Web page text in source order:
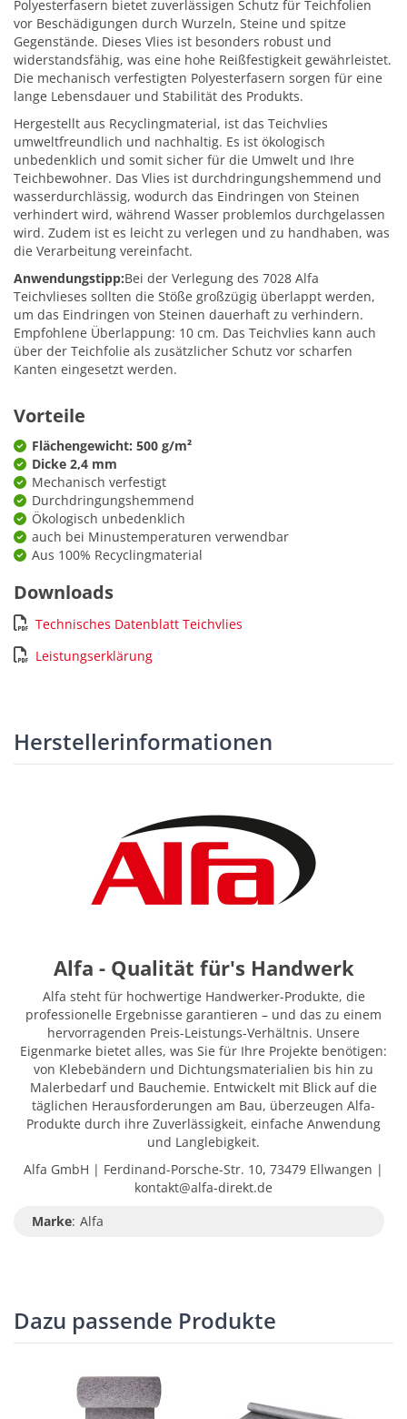
Polyesterfasern bietet zuverlässigen Schutz für Teichfolien
vor Beschädigungen durch Wurzeln, Steine und spitze
Gegenstände. Dieses Vlies ist besonders robust und
widerstandsfähig, was eine hohe Reißfestigkeit gewährleistet.
Die mechanisch verfestigten Polyesterfasern sorgen für eine
lange Lebensdauer und Stabilität des Produkts.
Hergestellt aus Recyclingmaterial, ist das Teichvlies
umweltfreundlich und nachhaltig. Es ist ökologisch
unbedenklich und somit sicher für die Umwelt und Ihre
Teichbewohner. Das Vlies ist durchdringungshemmend und
wasserdurchlässig, wodurch das Eindringen von Steinen
verhindert wird, während Wasser problemlos durchgelassen
wird. Zudem ist es leicht zu verlegen und zu handhaben, was
die Verarbeitung vereinfacht.
Anwendungstipp:Bei der Verlegung des 7028 Alfa
Teichvlieses sollten die Stöße großzügig überlappt werden,
um das Eindringen von Steinen dauerhaft zu verhindern.
Empfohlene Überlappung: 10 cm. Das Teichvlies kann auch
über der Teichfolie als zusätzlicher Schutz vor scharfen
Kanten eingesetzt werden.
Vorteile
Flächengewicht: 500 g/m²
Dicke 2,4 mm
Mechanisch verfestigt
Durchdringungshemmend
Ökologisch unbedenklich
auch bei Minustemperaturen verwendbar
Aus 100% Recyclingmaterial
Downloads
Technisches Datenblatt Teichvlies
Leistungserklärung
Herstellerinformationen
Alfa - Qualität für's Handwerk
Alfa steht für hochwertige Handwerker-Produkte, die
professionelle Ergebnisse garantieren – und das zu einem
hervorragenden Preis-Leistungs-Verhältnis. Unsere
Eigenmarke bietet alles, was Sie für Ihre Projekte benötigen:
von Klebebändern und Dichtungsmaterialien bis hin zu
Malerbedarf und Bauchemie. Entwickelt mit Blick auf die
täglichen Herausforderungen am Bau, überzeugen Alfa-
Produkte durch ihre Zuverlässigkeit, einfache Anwendung
und Langlebigkeit.
Alfa GmbH | Ferdinand-Porsche-Str. 10, 73479 Ellwangen |
kontakt@alfa-direkt.de
Marke: Alfa
Dazu passende Produkte